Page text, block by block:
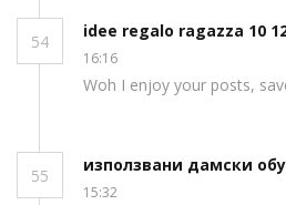
54
idee regalo ragazza 10
16:16
Woh I enjoy your posts,
55
използвани дамски
15:32